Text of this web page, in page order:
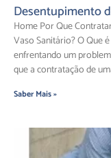
Desentupimento
Home Por Que
Vaso Sanitário? O Que
enfrentando um
que a contratação de
Saber Mais »